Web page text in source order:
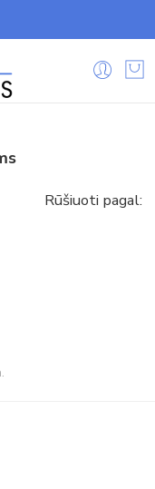
Rūšiuoti pagal: